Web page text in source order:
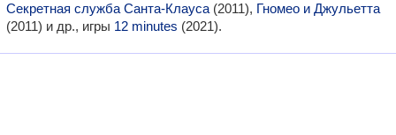
Секретная служба Санта-Клауса (2011), Гномео и Джульетта
(2011) и др., игры 12 minutes (2021).